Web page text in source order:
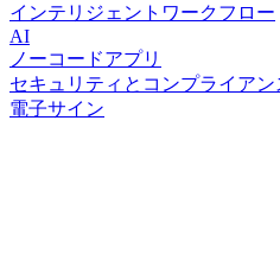
インテリジェントワークフロー
AI
ノーコードアプリ
セキュリティとコンプライアン
電子サイン